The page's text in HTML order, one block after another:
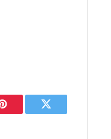
Pinterest Twitter